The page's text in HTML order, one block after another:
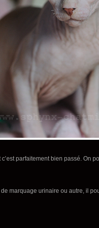
parfaitement bien passé. On
marquage urinaire ou autre, il